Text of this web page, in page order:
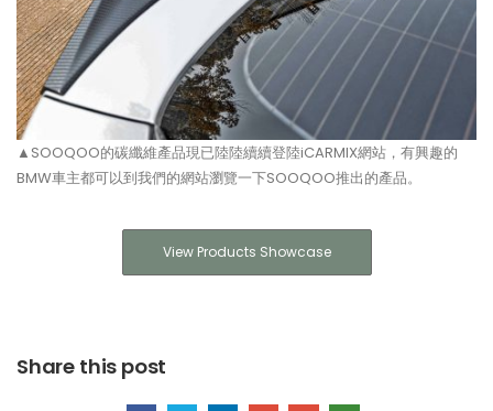
▲SOOQOO的碳纖維產品現已陸陸續續登陸iCARMIX網站，有興趣的
BMW車主都可以到我們的網站瀏覽一下SOOQOO推出的產品。
View Products Showcase
Share this post